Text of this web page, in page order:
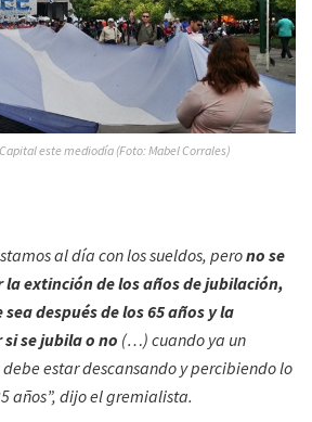
este mediodía (Foto: Mabel Corrales)
al día con los sueldos, perono se
extinción de los años de jubilación,
después de los 65 años y la
se jubila o no (…) cuando ya un
estar descansando y percibiendo lo
años”, dijo el gremialista.